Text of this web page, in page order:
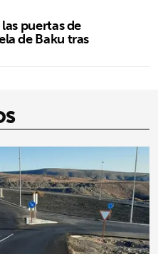
puertas de
de Baku tras